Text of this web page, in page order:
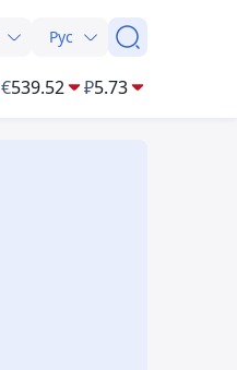
Рус
€539.52 ₽5.73